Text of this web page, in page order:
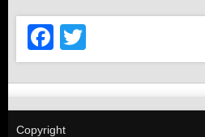
Facebook
Copyright